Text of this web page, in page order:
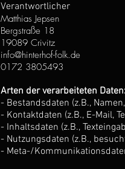
Verantwortlicher
Matthias Jepsen
Bergstraße 18
19089 Crivitz
info@hinterhof-folk.de
0172 3805493
Arten der verarbeiteten Daten:
- Bestandsdaten (z.B.,
- Kontaktdaten (z.B., E-Mail,
- Inhaltsdaten (z.B.,
- Nutzungsdaten (z.B.,
- Meta-/